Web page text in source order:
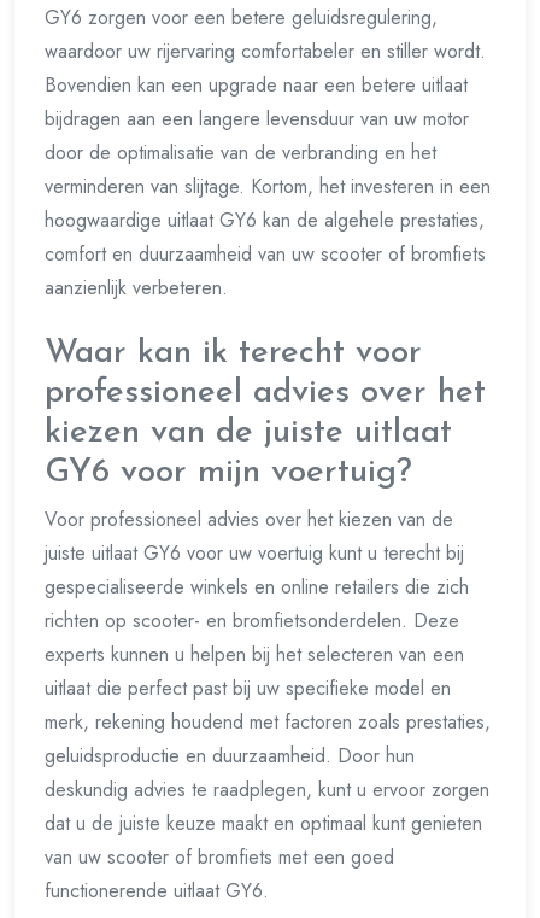
GY6 zorgen voor een betere geluidsregulering,
waardoor uw rijervaring comfortabeler en stiller wordt.
Bovendien kan een upgrade naar een betere uitlaat
bijdragen aan een langere levensduur van uw motor
door de optimalisatie van de verbranding en het
verminderen van slijtage. Kortom, het investeren in een
hoogwaardige uitlaat GY6 kan de algehele prestaties,
comfort en duurzaamheid van uw scooter of bromfiets
aanzienlijk verbeteren.
Waar kan ik terecht voor
professioneel advies over het
kiezen van de juiste uitlaat
GY6 voor mijn voertuig?
Voor professioneel advies over het kiezen van de
juiste uitlaat GY6 voor uw voertuig kunt u terecht bij
gespecialiseerde winkels en online retailers die zich
richten op scooter- en bromfietsonderdelen. Deze
experts kunnen u helpen bij het selecteren van een
uitlaat die perfect past bij uw specifieke model en
merk, rekening houdend met factoren zoals prestaties,
geluidsproductie en duurzaamheid. Door hun
deskundig advies te raadplegen, kunt u ervoor zorgen
dat u de juiste keuze maakt en optimaal kunt genieten
van uw scooter of bromfiets met een goed
functionerende uitlaat GY6.